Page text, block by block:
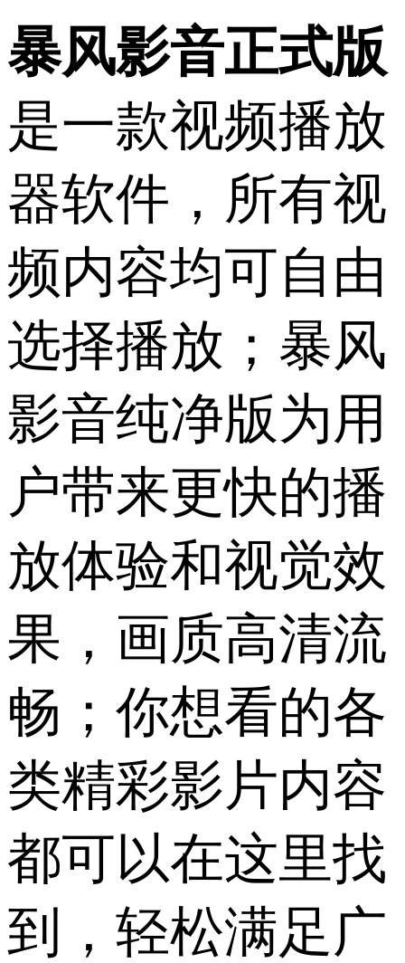
暴风影音正式版
是一款视频播放
器软件，所有视
频内容均可自由
选择播放；暴风
影音纯净版为用
户带来更快的播
放体验和视觉效
果，画质高清流
畅；你想看的各
类精彩影片内容
都可以在这里找
到，轻松满足广